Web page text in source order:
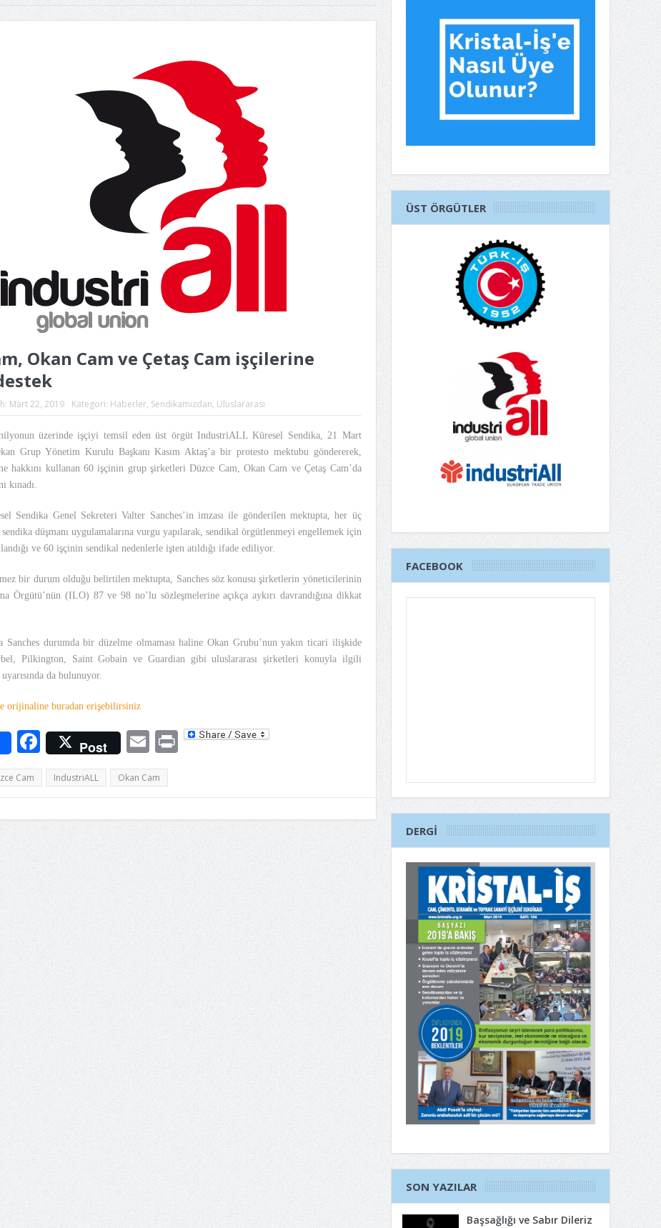
Okan Cam ve Çetaş Cam işçilerine
Mart 22, 2019 Kategori: Haberler, Sendikamızdan, Uluslararası
üzerinde işçiyi temsil eden üst örgüt IndustriALL Küresel Sendika, 21 Mart
Grup Yönetim Kurulu Başkanı Kasım Aktaş’a bir protesto mektubu göndererek,
hakkını kullanan 60 işçinin grup şirketleri Düzce Cam, Okan Cam ve Çetaş Cam’da
kınadı.
Sendika Genel Sekreteri Valter Sanches’in imzası ile gönderilen mektupta, her üç
düşmanı uygulamalarına vurgu yapılarak, sendikal örgütlenmeyi engellemek için
ve 60 işçinin sendikal nedenlerle işten atıldığı ifade ediliyor.
bir durum olduğu belirtilen mektupta, Sanches söz konusu şirketlerin yöneticilerinin
Örgütü’nün (ILO) 87 ve 98 no’lu sözleşmelerine açıkça aykırı davrandığına dikkat
Sanches durumda bir düzelme olmaması haline Okan Grubu’nun yakın ticari ilişkide
Pilkington, Saint Gobain ve Guardian gibi uluslararası şirketleri konuyla ilgili
da bulunuyor.
orijinaline buradan erişebilirsiniz
Facebook
Post Email
Print
Cam IndustriALL Okan Cam
ÜST ÖRGÜTLER
FACEBOOK
DERGI
SON YAZILAR
Başsağlığı ve Sabır Dileriz